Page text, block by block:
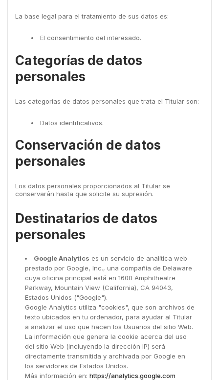
La base legal para el tratamiento de sus datos es:
El consentimiento del interesado.
Categorías de datos
personales
Las categorías de datos personales que trata el Titular son:
Datos identificativos.
Conservación de datos
personales
Los datos personales proporcionados al Titular se
conservarán hasta que solicite su supresión.
Destinatarios de datos
personales
Google Analytics es un servicio de analítica web
prestado por Google, Inc., una compañía de Delaware
cuya oficina principal está en 1600 Amphitheatre
Parkway, Mountain View (California), CA 94043,
Estados Unidos ("Google").
Google Analytics utiliza "cookies", que son archivos de
texto ubicados en tu ordenador, para ayudar al Titular
a analizar el uso que hacen los Usuarios del sitio Web.
La información que genera la cookie acerca del uso
del sitio Web (incluyendo la dirección IP) será
directamente transmitida y archivada por Google en
los servidores de Estados Unidos.
Más información en: https://analytics.google.com